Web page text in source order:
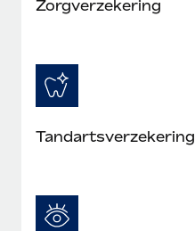
Zorgverzekering
Tandartsverzekering